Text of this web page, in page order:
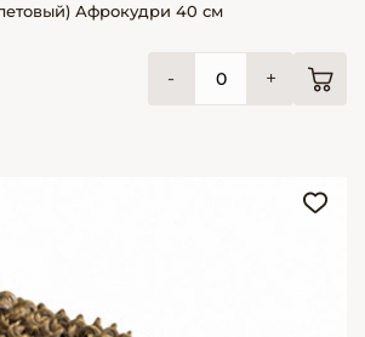
Афрокудри 40 см
- +